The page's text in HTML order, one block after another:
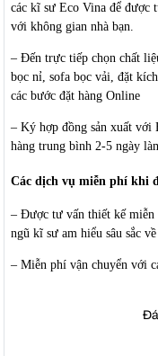
các kĩ sư Eco Vina để được
với không gian nhà bạn.
– Đến trực tiếp chọn chất
bọc nỉ, sofa bọc vải, đặt
các bước đặt hàng Online
– Ký hợp đồng sản xuất với
hàng trung bình 2-5 ngày
Các dịch vụ miễn phí khi
– Được tư vấn thiết kế
ngũ kĩ sư am hiểu sâu sắc
– Miễn phí vận chuyển với